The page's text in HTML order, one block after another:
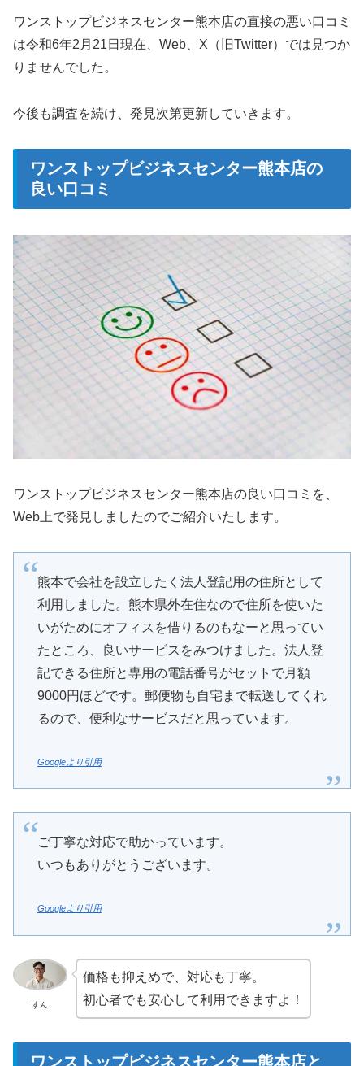
ワンストップビジネスセンター熊本店の直接の悪い口コミ
は令和6年2月21日現在、Web、X（旧Twitter）では見つか
りませんでした。
今後も調査を続け、発見次第更新していきます。
ワンストップビジネスセンター熊本店の
良い口コミ
ワンストップビジネスセンター熊本店の良い口コミを、
Web上で発見しましたのでご紹介いたします。
熊本で会社を設立したく法人登記用の住所として
利用しました。熊本県外在住なので住所を使いた
いがためにオフィスを借りるのもなーと思ってい
たところ、良いサービスをみつけました。法人登
記できる住所と専用の電話番号がセットで月額
9000円ほどです。郵便物も自宅まで転送してくれ
るので、便利なサービスだと思っています。
Googleより引用
ご丁寧な対応で助かっています。
いつもありがとうございます。
Googleより引用
すん
価格も抑えめで、対応も丁寧。
初心者でも安心して利用できますよ！
ワンストップビジネスセンター熊本店と